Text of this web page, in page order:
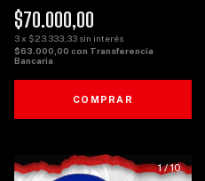
$70.000,00
3x $23.333,33 sin interés
$63.000,00 con Transferencia
Bancaria
COMPRAR
1/10